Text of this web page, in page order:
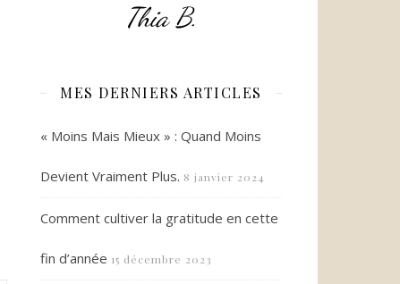
Thia B.
MES DERNIERS ARTICLES
« Moins Mais Mieux » : Quand Moins
Devient Vraiment Plus. 8 janvier 2024
Comment cultiver la gratitude en cette
fin d’année 15 décembre 2023